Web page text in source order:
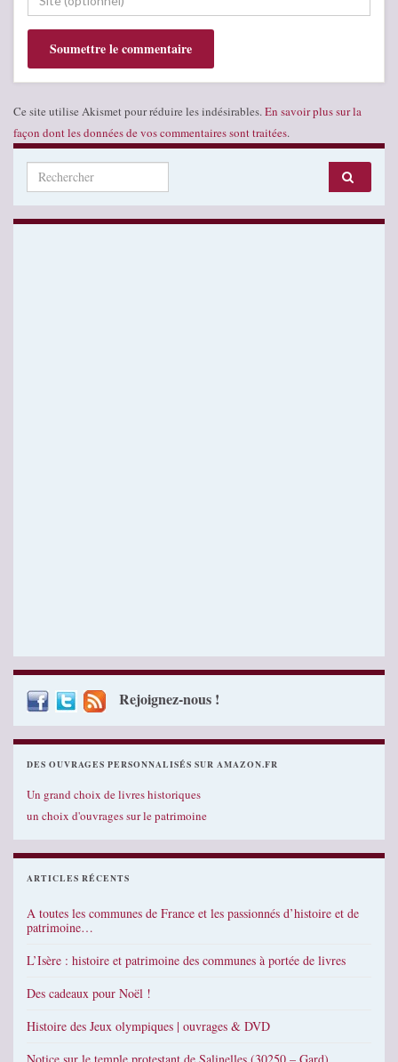
Ce site utilise Akismet pour réduire les indésirables. En savoir plus sur la
façon dont les données de vos commentaires sont traitées.
Search for:
Rejoignez-nous !
DES OUVRAGES PERSONNALISÉS SUR AMAZON.FR
Un grand choix de livres historiques
un choix d'ouvrages sur le patrimoine
ARTICLES RÉCENTS
A toutes les communes de France et les passionnés d’histoire et de
patrimoine…
L’Isère : histoire et patrimoine des communes à portée de livres
Des cadeaux pour Noël !
Histoire des Jeux olympiques | ouvrages & DVD